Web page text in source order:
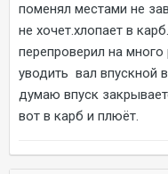
поменял местами не
не хочет.хлопает в
перепроверил на
уводить вал впускной
думаю впуск
вот в карб и плюёт.